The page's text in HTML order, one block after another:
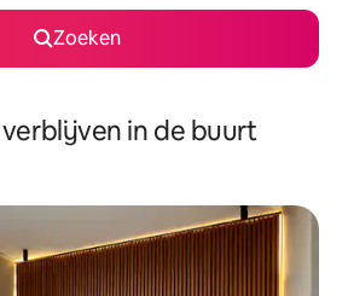
Zoeken
in de buurt